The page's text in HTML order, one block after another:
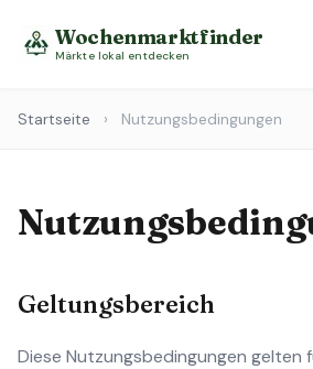
Wochenmarktfinder
Märkte lokal entdecken
Startseite › Nutzungsbedingungen
Geltungsbereich
Diese Nutzungsbedingungen gelten